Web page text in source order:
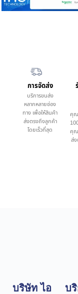
การจัดส่ง
บริการขนส่ง
หลากหลายช่อง
ทาง เพื่อให้สินค้า
ส่งตรงถึงลูกค้า
โดยเร็วที่สุด
คุ
คุ
ส่
บริษัท ไอ
บ